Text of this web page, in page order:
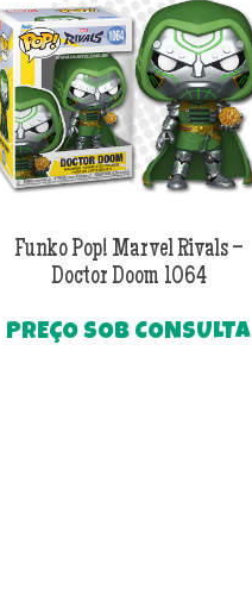
Funko Pop! Marvel Rivals –
Doctor Doom 1064
PREÇO SOB CONSULTA